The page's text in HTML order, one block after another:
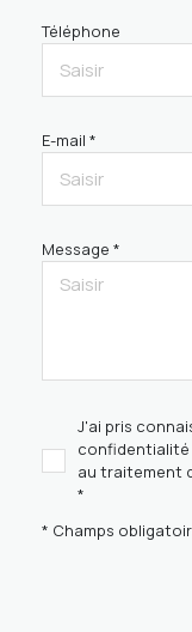
Téléphone
E-mail *
Message *
J'ai pris
au traitement
*
* Champs